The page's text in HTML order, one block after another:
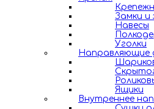
Замки и
Навесы
Уголки
Направляющие
Ящики
Внутреннее